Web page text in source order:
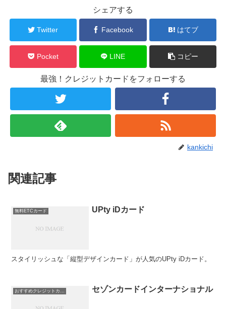
シェアする
Twitter Facebook はてブ
Pocket LINE コピー
最強！クレジットカードをフォローする
kankichi
関連記事
無料ETCカード UPty iDカード
スタイリッシュな「縦型デザインカード」が人気のUPty iDカード。
セゾンカードインターナショナル